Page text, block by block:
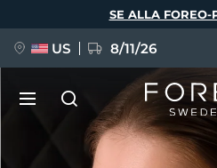
SE ALLA FOREO-
US 8/11/26